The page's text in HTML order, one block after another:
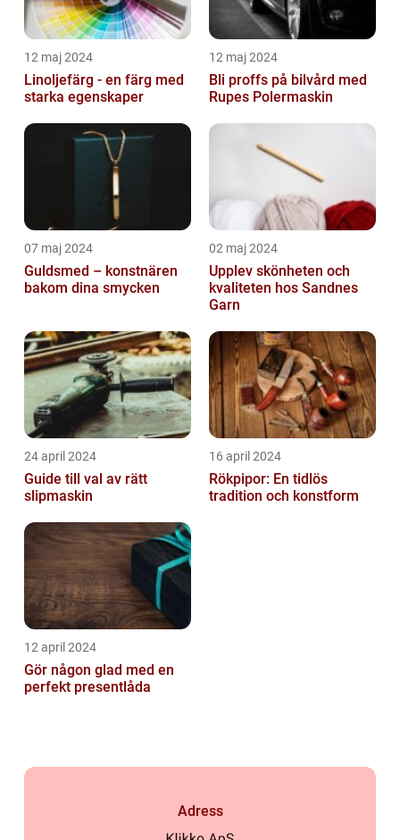
12 maj 2024
Linoljefärg - en färg med
starka egenskaper
12 maj 2024
Bli proffs på bilvård med
Rupes Polermaskin
07 maj 2024
Guldsmed – konstnären
bakom dina smycken
02 maj 2024
Upplev skönheten och
kvaliteten hos Sandnes
Garn
24 april 2024
Guide till val av rätt
slipmaskin
16 april 2024
Rökpipor: En tidlös
tradition och konstform
12 april 2024
Gör någon glad med en
perfekt presentlåda
Adress